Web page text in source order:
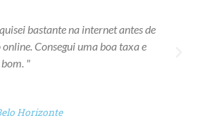
bastante na internet antes de
Consegui uma boa taxa e
"
Horizonte